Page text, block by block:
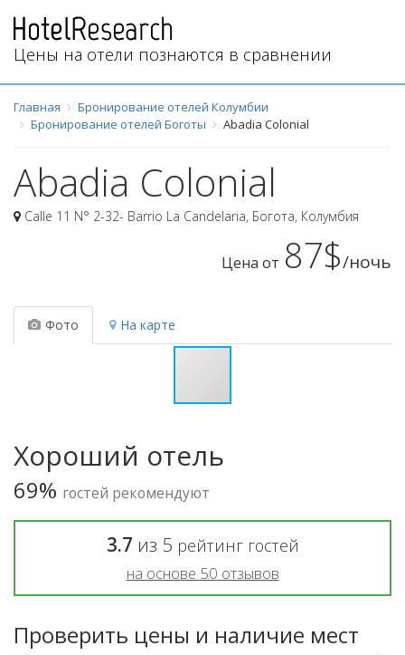
Цены на отели познаются в сравнении
Главная
Бронирование отелей Колумбии
Бронирование отелей Боготы
Abadia Colonial
Abadia Colonial
Calle 11 N° 2-32- Barrio La Candelaria, Богота, Колумбия
Цена от 87$/ночь
Фото На карте
Хороший отель
69% гостей рекомендуют
3.7 из 5 рейтинг гостей
на основе 50 отзывов
Проверить цены и наличие мест